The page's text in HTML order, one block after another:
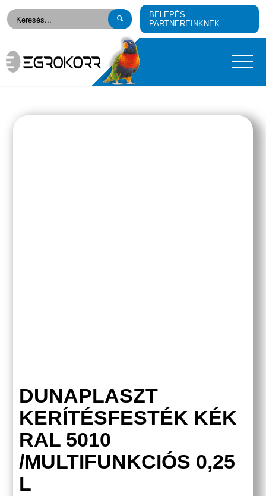
BELEPÉS
PARTNEREINKNEK
DUNAPLASZT
KERÍTÉSFESTÉK KÉK
RAL 5010
/MULTIFUNKCIÓS 0,25
L